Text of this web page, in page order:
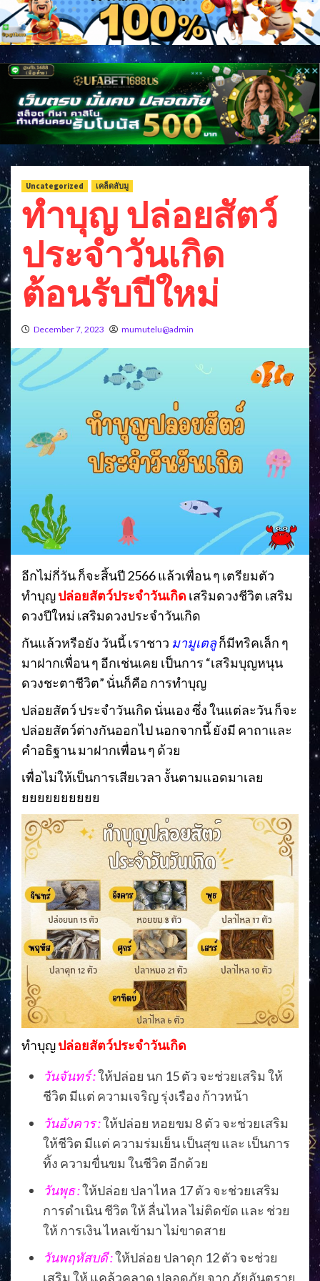
Uncategorized เคล็ดลับมู
ทำบุญ ปล่อยสัตว์
ประจำวันเกิด
ต้อนรับปีใหม่
December 7, 2023 mumutelu@admin
อีกไม่กี่วัน ก็จะสิ้นปี 2566 แล้วเพื่อน ๆ เตรียมตัว
ทำบุญปล่อยสัตว์ประจำวันเกิด เสริมดวงชีวิต เสริม
ดวงปีใหม่ เสริมดวงประจำวันเกิด
กันแล้วหรือยัง วันนี้ เราชาว มามูเตลูก็มีทริคเล็ก ๆ
มาฝากเพื่อน ๆ อีกเช่นเคย เป็นการ “เสริมบุญหนุน
ดวงชะตาชีวิต” นั่นก็คือ การทำบุญ
ปล่อยสัตว์ ประจำวันเกิด นั่นเอง ซึ่ง ในแต่ละวัน ก็จะ
ปล่อยสัตว์ต่างกันออกไป นอกจากนี้ ยังมี คาถาและ
คำอธิฐาน มาฝากเพื่อน ๆ ด้วย
เพื่อไม่ให้เป็นการเสียเวลา งั้นตามแอดมาเลย
ยยยยยยยยยย
ทำบุญปล่อยสัตว์ประจำวันเกิด
วันจันทร์ :ให้ปล่อย นก 15 ตัว จะช่วยเสริม ให้
ชีวิต มีแต่ ความเจริญ รุ่งเรือง ก้าวหน้า
วันอังคาร :ให้ปล่อย หอยขม 8 ตัว จะช่วยเสริม
ให้ชีวิต มีแต่ ความร่มเย็น เป็นสุข และ เป็นการ
ทิ้ง ความขื่นขม ในชีวิต อีกด้วย
วันพุธ :ให้ปล่อย ปลาไหล 17 ตัว จะช่วยเสริม
การดำเนิน ชีวิต ให้ ลื่นไหล ไม่ติดขัด และ ช่วย
ให้ การเงิน ไหลเข้ามา ไม่ขาดสาย
วันพฤหัสบดี :ให้ปล่อย ปลาดุก 12 ตัว จะช่วย
เสริม ให้ แคล้วคลาด ปลอดภัย จาก ภัยอันตราย